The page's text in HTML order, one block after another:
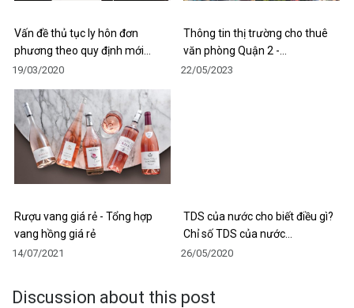
Vấn đề thủ tục ly hôn đơn
phương theo quy định mới…
19/03/2020
Thông tin thị trường cho thuê
văn phòng Quận 2 -…
22/05/2023
Rượu vang giá rẻ - Tổng hợp
vang hồng giá rẻ
14/07/2021
TDS của nước cho biết điều gì?
Chỉ số TDS của nước…
26/05/2020
Discussion about this post